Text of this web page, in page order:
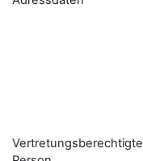
Vertretungsberechtigte